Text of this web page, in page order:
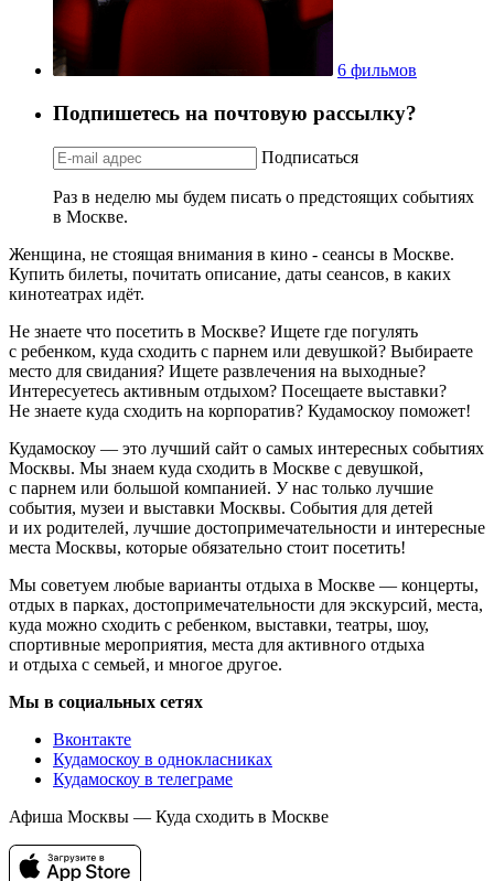
6 фильмов
Подпишетесь на почтовую рассылку?
Подписаться
Раз в неделю мы будем писать о предстоящих событиях
в Москве.
Женщина, не стоящая внимания в кино - сеансы в Москве.
Купить билеты, почитать описание, даты сеансов, в каких
кинотеатрах идёт.
Не знаете что посетить в Москве? Ищете где погулять
с ребенком, куда сходить с парнем или девушкой? Выбираете
место для свидания? Ищете развлечения на выходные?
Интересуетесь активным отдыхом? Посещаете выставки?
Не знаете куда сходить на корпоратив? Кудамоскоу поможет!
Кудамоскоу — это лучший сайт о самых интересных событиях
Москвы. Мы знаем куда сходить в Москве с девушкой,
с парнем или большой компанией. У нас только лучшие
события, музеи и выставки Москвы. События для детей
и их родителей, лучшие достопримечательности и интересные
места Москвы, которые обязательно стоит посетить!
Мы советуем любые варианты отдыха в Москве — концерты,
отдых в парках, достопримечательности для экскурсий, места,
куда можно сходить с ребенком, выставки, театры, шоу,
спортивные мероприятия, места для активного отдыха
и отдыха с семьей, и многое другое.
Мы в социальных сетях
Вконтакте
Кудамоскоу в однокласниках
Кудамоскоу в телеграме
Афиша Москвы — Куда сходить в Москве